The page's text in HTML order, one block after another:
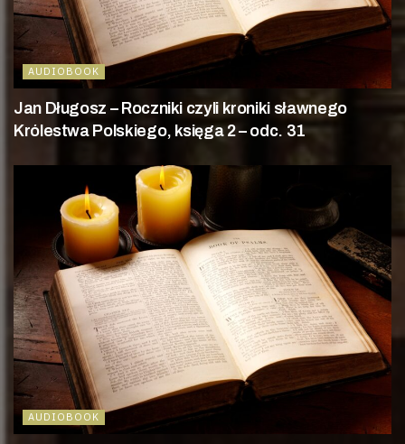
AUDIOBOOK
Jan Długosz – Roczniki czyli kroniki sławnego
Królestwa Polskiego, księga 2 – odc. 31
AUDIOBOOK